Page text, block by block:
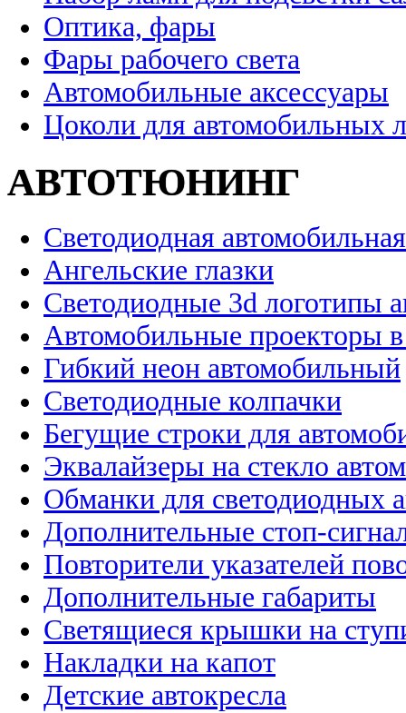
Оптика, фары
Фары рабочего света
Автомобильные аксессуары
Цоколи для автомобильных
АВТОТЮНИНГ
Светодиодная
Ангельские глазки
Светодиодные 3d логотипы
Автомобильные проекторы
Гибкий неон автомобильный
Светодиодные колпачки
Бегущие строки для
Эквалайзеры на стекло
Обманки для светодиодных
Дополнительные стоп-
Повторители указателей
Дополнительные габариты
Светящиеся крышки на
Накладки на капот
Детские автокресла